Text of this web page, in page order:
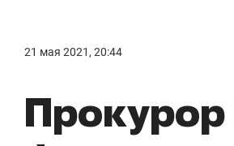
21 мая 2021, 20:44
правил,
потерять